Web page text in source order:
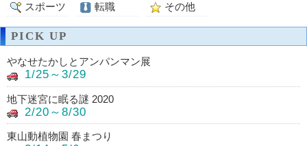
スポーツ
転職 その他
PICK UP
やなせたかしとアンパンマン展
1/25～3/29
地下迷宮に眠る謎 2020
2/20～8/30
東山動植物園 春まつり